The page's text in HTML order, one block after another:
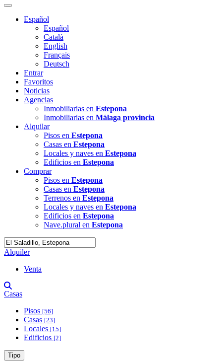
Español
Español
Català
English
Français
Deutsch
Entrar
Favoritos
Noticias
Agencias
Inmobiliarias en Estepona
Inmobiliarias en Málaga provincia
Alquilar
Pisos en Estepona
Casas en Estepona
Locales y naves en Estepona
Edificios en Estepona
Comprar
Pisos en Estepona
Casas en Estepona
Terrenos en Estepona
Locales y naves en Estepona
Edificios en Estepona
Nave.plural en Estepona
Alquiler
Venta
Casas
Pisos [56]
Casas [23]
Locales [15]
Edificios [2]
Tipo